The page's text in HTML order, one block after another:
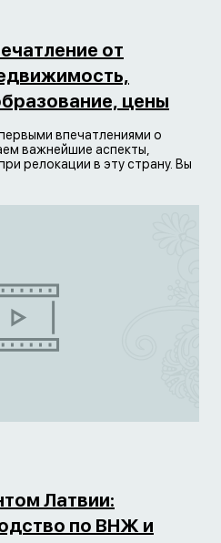
от
цены
впечатлениями о
важнейшие аспекты,
релокации в эту страну. Вы
Латвии:
по ВНЖ и